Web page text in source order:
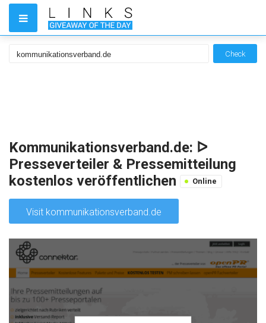
Check
Kommunikationsverband.de: ᐅ
Presseverteiler & Pressemitteilung
kostenlos veröffentlichen
Online
Visit kommunikationsverband.de